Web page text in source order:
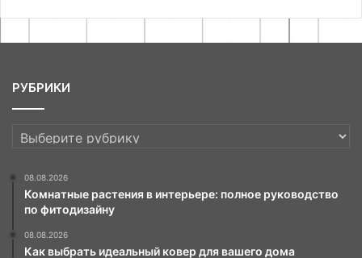
РУБРИКИ
РУБРИКИ
08.08.2026
Комнатные растения в интерьере: полное руководство
по фитодизайну
08.08.2026
Как выбрать идеальный ковер для вашего дома